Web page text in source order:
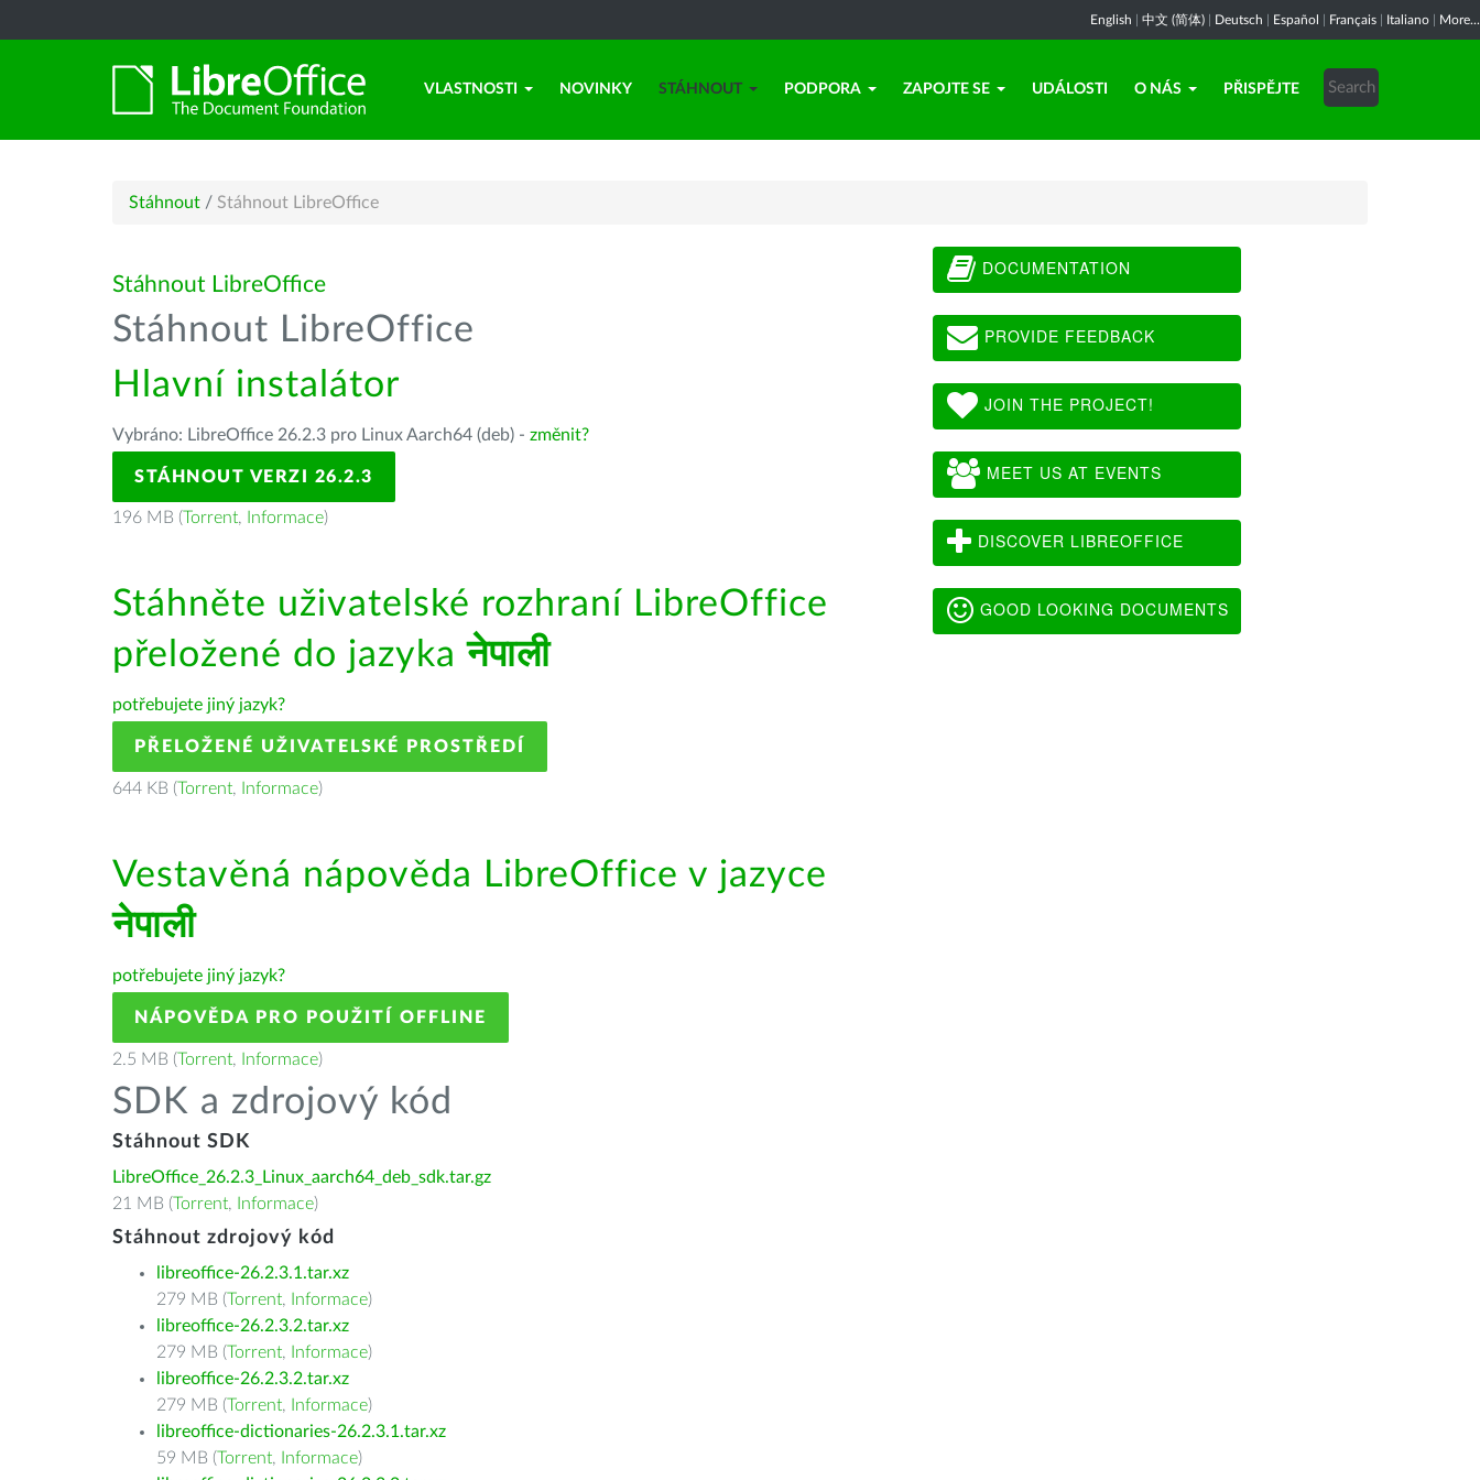
English 中文 (简体) Deutsch Español Français Italiano More...
VLASTNOSTI NOVINKY STÁHNOUT PODPORA ZAPOJTE SE UDÁLOSTI O NÁS PŘISPĚJTE
Stáhnout / Stáhnout LibreOffice
Stáhnout LibreOffice
Stáhnout LibreOffice
Hlavní instalátor
Vybráno: LibreOffice 26.2.3 pro Linux Aarch64 (deb) - změnit?
STÁHNOUT VERZI 26.2.3
196 MB (Torrent, Informace)
Stáhněte uživatelské rozhraní LibreOffice
přeložené do jazykaनेपाली
potřebujete jiný jazyk?
PŘELOŽENÉ UŽIVATELSKÉ PROSTŘEDÍ
644 KB (Torrent, Informace)
Vestavěná nápověda LibreOffice v jazyce
नेपाली
potřebujete jiný jazyk?
NÁPOVĚDA PRO POUŽITÍ OFFLINE
2.5 MB (Torrent, Informace)
SDK a zdrojový kód
Stáhnout SDK
LibreOffice_26.2.3_Linux_aarch64_deb_sdk.tar.gz
21 MB (Torrent, Informace)
Stáhnout zdrojový kód
libreoffice-26.2.3.1.tar.xz
279 MB (Torrent, Informace)
libreoffice-26.2.3.2.tar.xz
279 MB (Torrent, Informace)
libreoffice-26.2.3.2.tar.xz
279 MB (Torrent, Informace)
libreoffice-dictionaries-26.2.3.1.tar.xz
59 MB (Torrent, Informace)
DOCUMENTATION
PROVIDE FEEDBACK
JOIN THE PROJECT!
MEET US AT EVENTS
DISCOVER LIBREOFFICE
GOOD LOOKING DOCUMENTS